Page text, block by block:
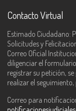
Contacto Virtual
Estimado Ciudadano:
Solicitudes y
Correo Oficial
diligenciar el
registrar su petición,
realizar el
Correo para